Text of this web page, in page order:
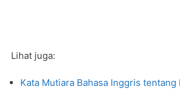
Lihat juga:
Kata Mutiara Bahasa Inggris tentang